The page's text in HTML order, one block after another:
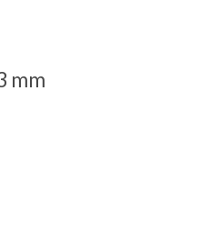
mm